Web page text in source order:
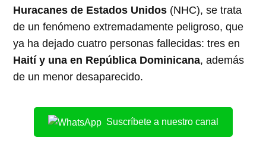
Huracanes de Estados Unidos (NHC), se trata
de un fenómeno extremadamente peligroso, que
ya ha dejado cuatro personas fallecidas: tres en
Haití y una en República Dominicana, además
de un menor desaparecido.
Suscríbete a nuestro canal